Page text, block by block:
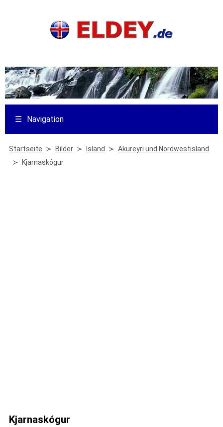
☰ Navigation
Startseite Bilder Island
Akureyri und Nordwestisland
Kjarnaskógur
Kjarnaskógur